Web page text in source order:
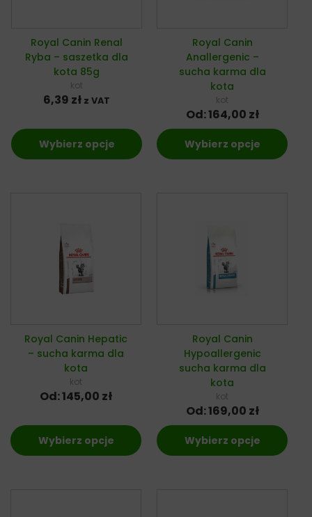
Royal Canin Renal
Ryba – saszetka dla
kota 85g
kot
6,39 zł z VAT
Wybierz opcje
Royal Canin
Anallergenic –
sucha karma dla
kota
kot
Od:164,00 zł
Wybierz opcje
Royal Canin Hepatic
– sucha karma dla
kota
kot
Od:145,00 zł
Wybierz opcje
Royal Canin
Hypoallergenic
sucha karma dla
kota
kot
Od:169,00 zł
Wybierz opcje